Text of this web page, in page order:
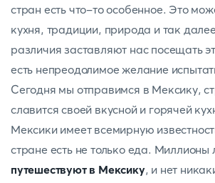
стран есть что-то особенное. Это
кухня, традиции, природа и так
различия заставляют нас посещать
есть непреодолимое желание
Сегодня мы отправимся в Мексику,
славится своей вкусной и горячей
Мексики имеет всемирную
стране есть не только еда.
путешествуют в Мексику, и нет